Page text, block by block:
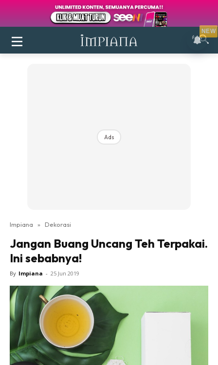
Login|Register
Ruang Makan
Ruang Tamu
Direktori
Interior Design
Landskap
DIY
Bilik Air
Bilik Tidur
Dapur
Ads
Impiana » Dekorasi
Jangan Buang Uncang Teh Terpakai.
Ini sebabnya!
By Impiana - 25 Jun 2019
NEW